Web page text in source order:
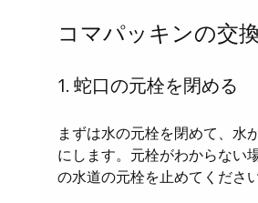
コマパッキンの交
1. 蛇口の元栓を閉める
まずは水の元栓を閉めて、水
にします。元栓がわからない
の水道の元栓を止めてください